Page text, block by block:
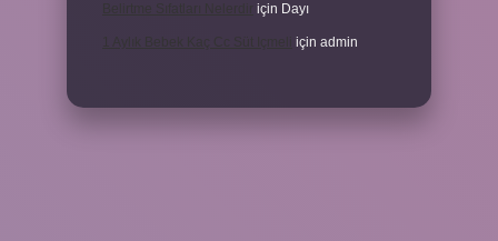
için Dayı
1 Aylık Bebek Kaç Cc Süt Içmeli için admin